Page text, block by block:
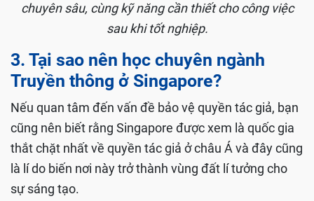
chuyên sâu, cùng kỹ năng cần thiết cho công việc
sau khi tốt nghiệp.
3. Tại sao nên học chuyên ngành
Truyền thông ở Singapore?
Nếu quan tâm đến vấn đề bảo vệ quyền tác giả, bạn
cũng nên biết rằng Singapore được xem là quốc gia
thắt chặt nhất về quyền tác giả ở châu Á và đây cũng
là lí do biến nơi này trở thành vùng đất lí tưởng cho
sự sáng tạo.